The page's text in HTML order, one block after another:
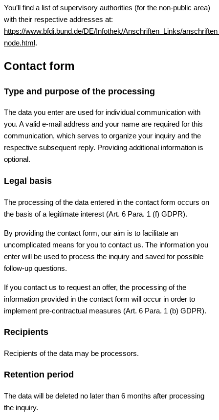
You’ll find a list of supervisory authorities (for the non-public area)
with their respective addresses at:
https://www.bfdi.bund.de/DE/Infothek/Anschriften_Links/
node.html.
Contact form
Type and purpose of the processing
The data you enter are used for individual communication with
you. A valid e-mail address and your name are required for this
communication, which serves to organize your inquiry and the
respective subsequent reply. Providing additional information is
optional.
Legal basis
The processing of the data entered in the contact form occurs on
the basis of a legitimate interest (Art. 6 Para. 1 (f) GDPR).
By providing the contact form, our aim is to facilitate an
uncomplicated means for you to contact us. The information you
enter will be used to process the inquiry and saved for possible
follow-up questions.
If you contact us to request an offer, the processing of the
information provided in the contact form will occur in order to
implement pre-contractual measures (Art. 6 Para. 1 (b) GDPR).
Recipients
Recipients of the data may be processors.
Retention period
The data will be deleted no later than 6 months after processing
the inquiry.